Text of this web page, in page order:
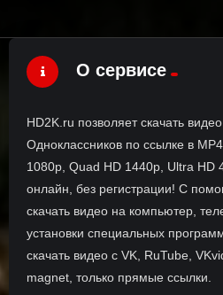
О сервисе
HD2K.ru позволяет скачать
Одноклассников по ссылке в
1080p, Quad HD 1440p, Ultra HD
онлайн, без регистрации! С
скачать видео на компьютер,
установки специальных
скачать видео с VK, RuTube,
magnet, только прямые ссылки.